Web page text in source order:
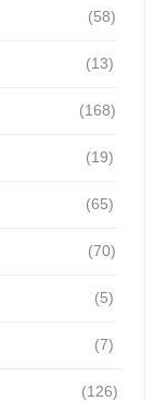
(58)
(13)
(168)
(19)
(65)
(70)
(5)
(7)
(126)